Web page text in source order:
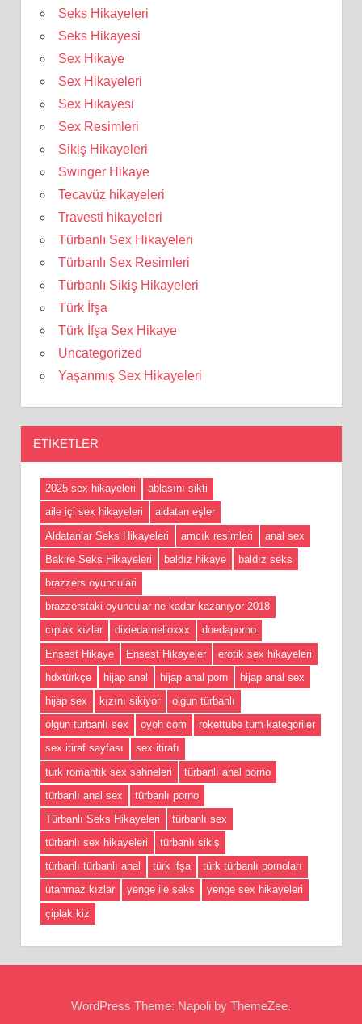
Seks Hikayeleri
Seks Hikayesi
Sex Hikaye
Sex Hikayeleri
Sex Hikayesi
Sex Resimleri
Sikiş Hikayeleri
Swinger Hikaye
Tecavüz hikayeleri
Travesti hikayeleri
Türbanlı Sex Hikayeleri
Türbanlı Sex Resimleri
Türbanlı Sikiş Hikayeleri
Türk İfşa
Türk İfşa Sex Hikaye
Uncategorized
Yaşanmış Sex Hikayeleri
ETIKETLER
2025 sex hikayeleri
ablasını sikti
aile içi sex hikayeleri
aldatan eşler
Aldatanlar Seks Hikayeleri
amcık resimleri
anal sex
Bakire Seks Hikayeleri
baldız hikaye
baldız seks
brazzers oyunculari
brazzerstaki oyuncular ne kadar kazanıyor 2018
cıplak kızlar
dixiedamelioxxx
doedaporno
Ensest Hikaye
Ensest Hikayeler
erotik sex hikayeleri
hdxtürkçe
hijap anal hijap anal porn
hijap anal sex
hijap sex
kızını sikiyor
olgun türbanlı
olgun türbanlı sex
oyoh com
rokettube tüm kategoriler
sex itiraf sayfası
sex itirafı
turk romantik sex sahneleri
türbanlı anal porno
türbanlı anal sex
türbanlı porno
Türbanlı Seks Hikayeleri
türbanlı sex
türbanlı sex hikayeleri
türbanlı sikiş
türbanlı türbanlı anal
türk ifşa
türk türbanlı pornoları
utanmaz kızlar
yenge ile seks
yenge sex hikayeleri
çiplak kiz
WordPress Theme: Napoli by ThemeZee.